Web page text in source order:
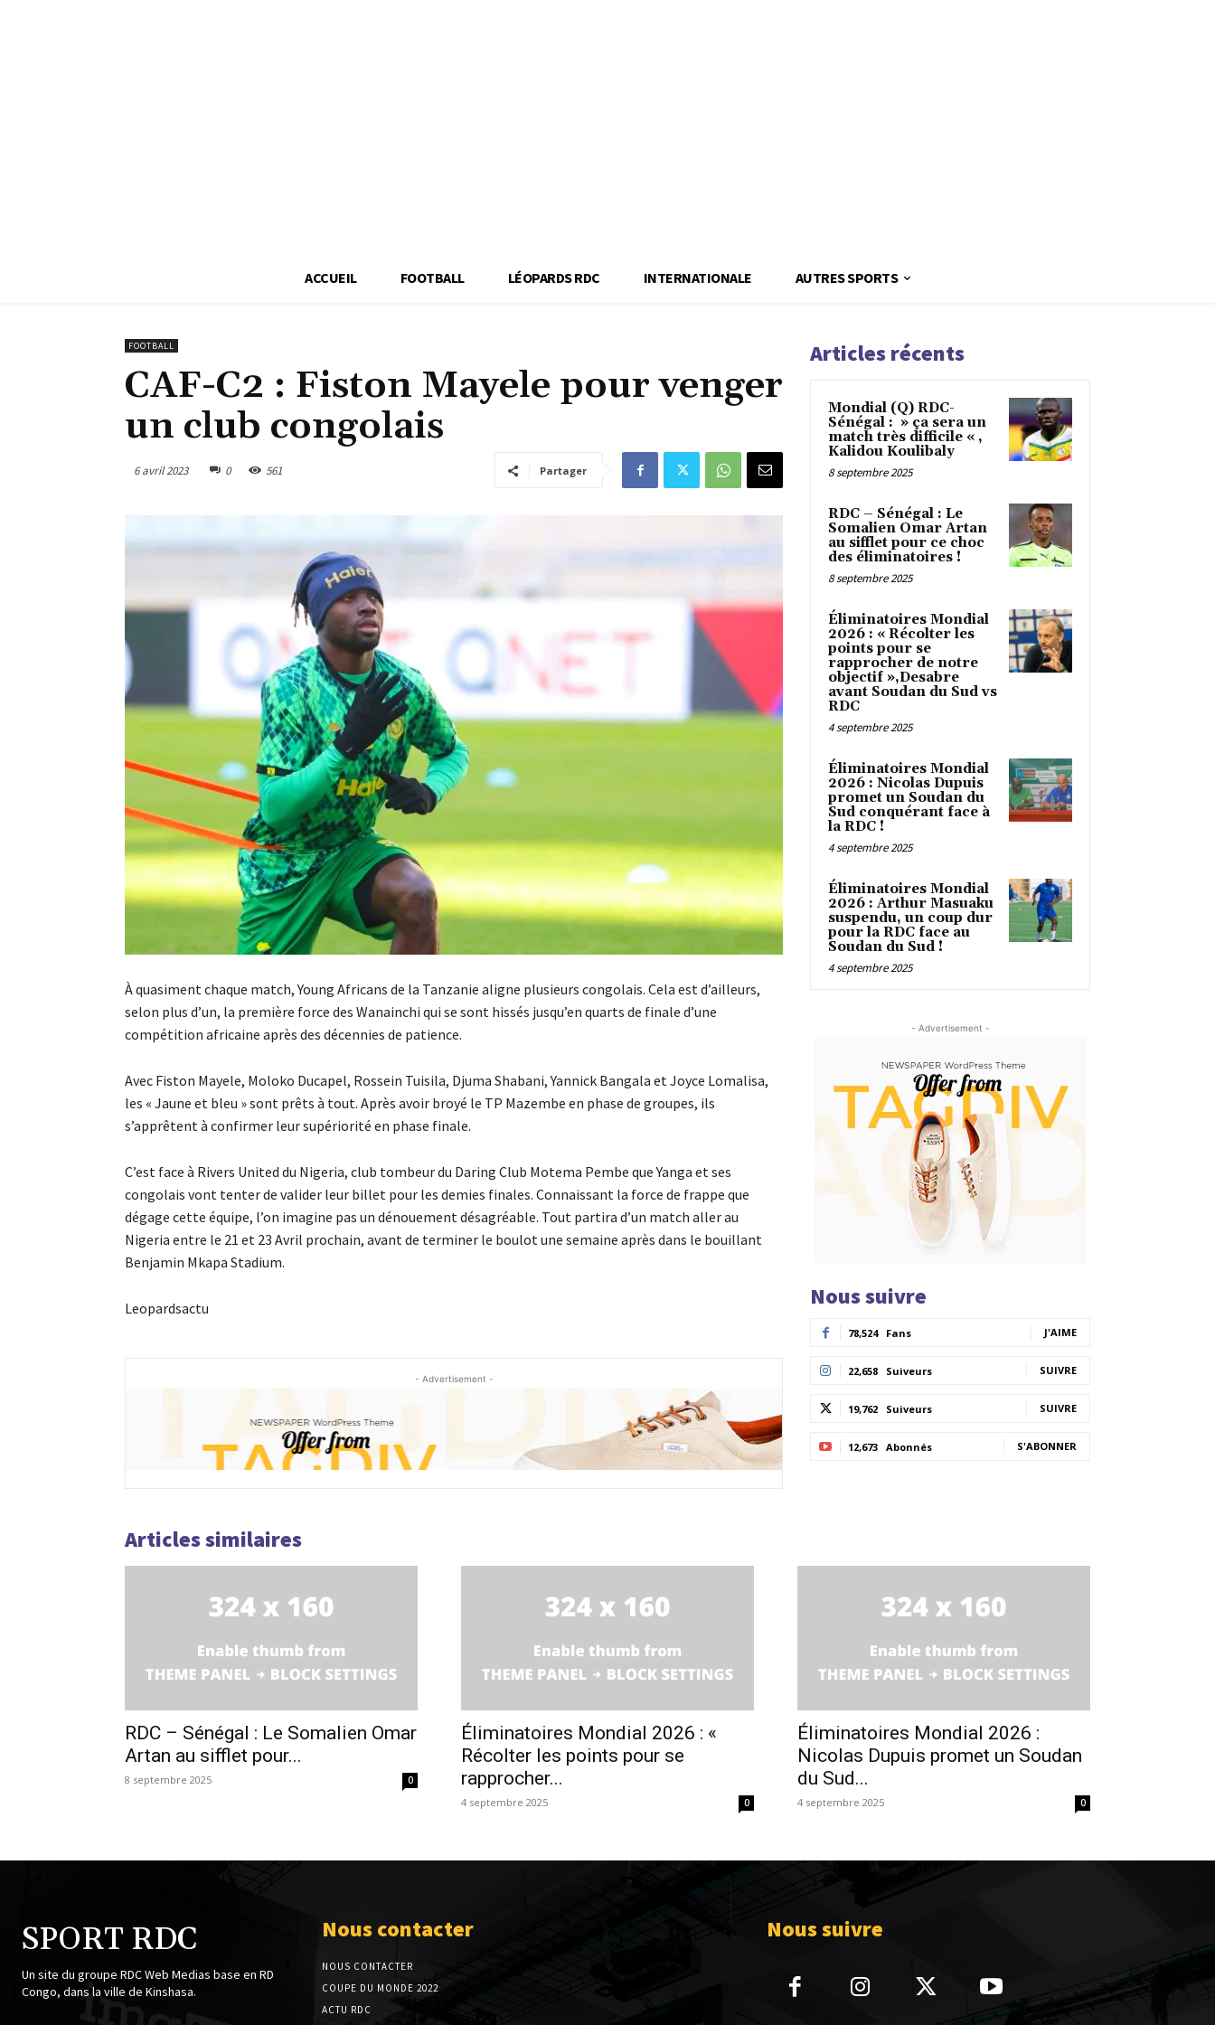
ACCUEIL FOOTBALL LÉOPARDS RDC INTERNATIONALE AUTRES SPORTS
FOOTBALL
CAF-C2 : Fiston Mayele pour venger
un club congolais
6 avril 2023 0 561 Partager
À quasiment chaque match, Young Africans de la Tanzanie aligne plusieurs congolais. Cela est d’ailleurs,
selon plus d’un, la première force des Wanainchi qui se sont hissés jusqu’en quarts de finale d’une
compétition africaine après des décennies de patience.
Avec Fiston Mayele, Moloko Ducapel, Rossein Tuisila, Djuma Shabani, Yannick Bangala et Joyce Lomalisa,
les « Jaune et bleu » sont prêts à tout. Après avoir broyé le TP Mazembe en phase de groupes, ils
s’apprêtent à confirmer leur supériorité en phase finale.
C’est face à Rivers United du Nigeria, club tombeur du Daring Club Motema Pembe que Yanga et ses
congolais vont tenter de valider leur billet pour les demies finales. Connaissant la force de frappe que
dégage cette équipe, l’on imagine pas un dénouement désagréable. Tout partira d’un match aller au
Nigeria entre le 21 et 23 Avril prochain, avant de terminer le boulot une semaine après dans le bouillant
Benjamin Mkapa Stadium.
Leopardsactu
- Advertisement -
Articles récents
Mondial (Q) RDC-
Sénégal : » ça sera un
match très difficile « ,
Kalidou Koulibaly
8 septembre 2025
RDC – Sénégal : Le
Somalien Omar Artan
au sifflet pour ce choc
des éliminatoires !
8 septembre 2025
Éliminatoires Mondial
2026 : « Récolter les
points pour se
rapprocher de notre
objectif »,Desabre
avant Soudan du Sud vs
RDC
4 septembre 2025
Éliminatoires Mondial
2026 : Nicolas Dupuis
promet un Soudan du
Sud conquérant face à
la RDC !
4 septembre 2025
Éliminatoires Mondial
2026 : Arthur Masuaku
suspendu, un coup dur
pour la RDC face au
Soudan du Sud !
4 septembre 2025
- Advertisement -
Nous suivre
78,524 Fans J'AIME
22,658 Suiveurs SUIVRE
19,762 Suiveurs SUIVRE
12,673 Abonnés S'ABONNER
Articles similaires
RDC – Sénégal : Le Somalien Omar
Artan au sifflet pour...
8 septembre 2025 0
Éliminatoires Mondial 2026 : «
Récolter les points pour se
rapprocher...
4 septembre 2025 0
Éliminatoires Mondial 2026 :
Nicolas Dupuis promet un Soudan
du Sud...
4 septembre 2025 0
SPORT RDC
Un site du groupe RDC Web Medias base en RD
Congo, dans la ville de Kinshasa.
Nous contacter
NOUS CONTACTER
COUPE DU MONDE 2022
ACTU RDC
Nous suivre